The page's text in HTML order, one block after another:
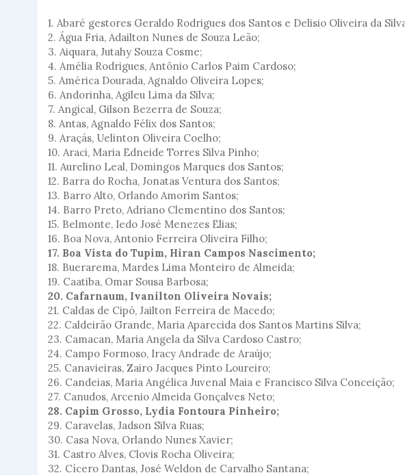
1. Abaré gestores Geraldo Rodrigues dos Santos e Delisio Oliveira da
2. Água Fria, Adailton Nunes de Souza Leão;
3. Aiquara, Jutahy Souza Cosme;
4. Amélia Rodrigues, Antônio Carlos Paim Cardoso;
5. América Dourada, Agnaldo Oliveira Lopes;
6. Andorinha, Agileu Lima da Silva;
7. Angical, Gilson Bezerra de Souza;
8. Antas, Agnaldo Félix dos Santos;
9. Araçás, Uelinton Oliveira Coelho;
10. Araci, Maria Edneide Torres Silva Pinho;
11. Aurelino Leal, Domingos Marques dos Santos;
12. Barra do Rocha, Jonatas Ventura dos Santos;
13. Barro Alto, Orlando Amorim Santos;
14. Barro Preto, Adriano Clementino dos Santos;
15. Belmonte, Iedo José Menezes Elias;
16. Boa Nova, Antonio Ferreira Oliveira Filho;
17. Boa Vista do Tupim, Hiran Campos Nascimento;
18. Buerarema, Mardes Lima Monteiro de Almeida;
19. Caatiba, Omar Sousa Barbosa;
20. Cafarnaum, Ivanilton Oliveira Novais;
21. Caldas de Cipó, Jailton Ferreira de Macedo;
22. Caldeirão Grande, Maria Aparecida dos Santos Martins Silva;
23. Camacan, Maria Angela da Silva Cardoso Castro;
24. Campo Formoso, Iracy Andrade de Araújo;
25. Canavieiras, Zairo Jacques Pinto Loureiro;
26. Candeias, Maria Angélica Juvenal Maia e Francisco Silva Conceição;
27. Canudos, Arcenio Almeida Gonçalves Neto;
28. Capim Grosso, Lydia Fontoura Pinheiro;
29. Caravelas, Jadson Silva Ruas;
30. Casa Nova, Orlando Nunes Xavier;
31. Castro Alves, Clovis Rocha Oliveira;
32. Cícero Dantas, José Weldon de Carvalho Santana;